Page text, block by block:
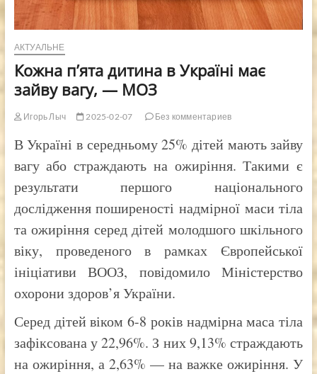
АКТУАЛЬНЕ
Кожна п’ята дитина в Україні має
зайву вагу, — МОЗ
Игорь Лыч 2025-02-07 Без комментариев
В Україні в середньому 25% дітей мають зайву
вагу або страждають на ожиріння. Такими є
результати першого національного
дослідження поширеності надмірної маси тіла
та ожиріння серед дітей молодшого шкільного
віку, проведеного в рамках Європейської
ініціативи ВООЗ, повідомило Міністерство
охорони здоров’я України.
Серед дітей віком 6-8 років надмірна маса тіла
зафіксована у 22,96%. З них 9,13% страждають
на ожиріння, а 2,63% — на важке ожиріння. У